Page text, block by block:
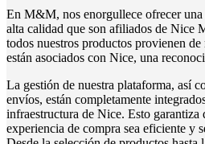
En M&M, nos enorgullece ofrecer
alta calidad que son afiliados de Nice
todos nuestros productos provienen
están asociados con Nice, una
La gestión de nuestra plataforma, así
envíos, están completamente
infraestructura de Nice. Esto garantiza
experiencia de compra sea eficiente y